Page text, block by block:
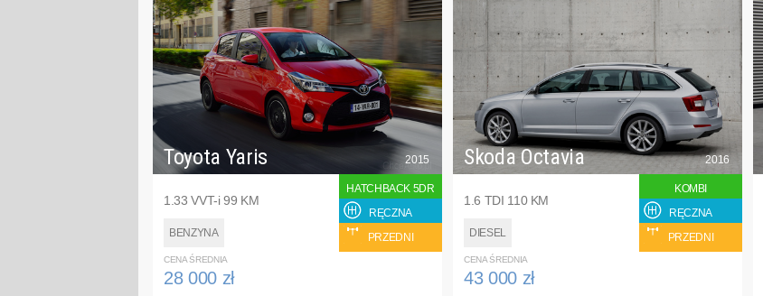
Toyota Yaris
1.33 VVT-i 99 KM
BENZYNA
2015
HATCHBACK 5DR
RĘCZNA
PRZEDNI
CENA ŚREDNIA
28 000 zł
Skoda Octavia
1.6 TDI 110 KM
DIESEL
2016
KOMBI
RĘCZNA
PRZEDNI
CENA ŚREDNIA
43 000 zł